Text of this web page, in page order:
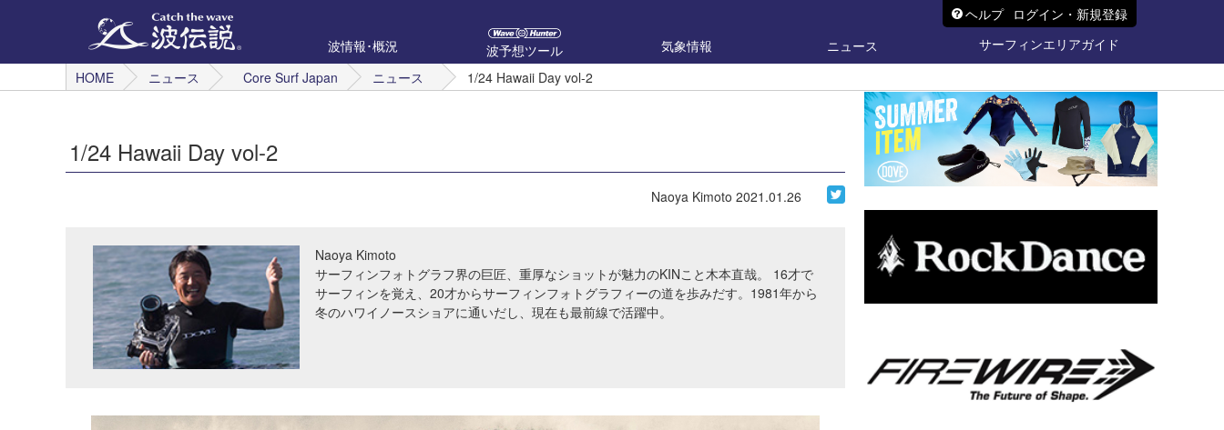
ヘルプ ログイン・新規登録
波情報･概況
波予想ツール 気象情報 ニュース
サーフィンエリアガイド
HOME
ニュース Core Surf Japan ニュース 1/24 Hawaii Day vol-2
1/24 Hawaii Day vol-2
Naoya Kimoto 2021.01.26
Naoya Kimoto
サーフィンフォトグラフ界の巨匠、重厚なショットが魅力のKINこと木本直哉。 16才で
サーフィンを覚え、20才からサーフィンフォトグラフィーの道を歩みだす。1981年から
冬のハワイノースショアに通いだし、現在も最前線で活躍中。